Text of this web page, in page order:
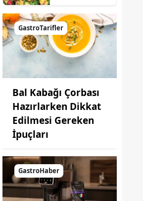
Nasıl Yapılır?
GastroTarifler
Bal Kabağı Çorbası
Hazırlarken Dikkat
Edilmesi Gereken
İpuçları
GastroHaber